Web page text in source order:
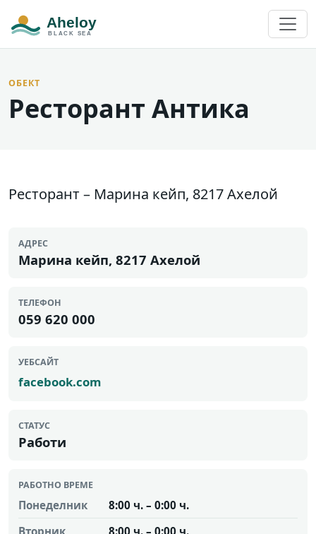
ОБЕКТ
Ресторант Антика
Ресторант – Марина кейп, 8217 Ахелой
АДРЕС
Марина кейп, 8217 Ахелой
ТЕЛЕФОН
059 620 000
УЕБСАЙТ
facebook.com
СТАТУС
Работи
РАБОТНО ВРЕМЕ
Понеделник
8:00 ч. – 0:00 ч.